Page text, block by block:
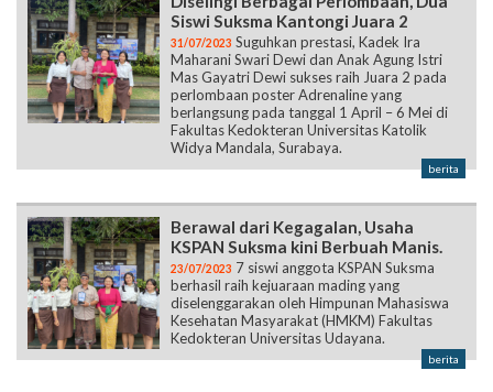
Siswi Suksma Kantongi Juara 2
31/07/2023 Suguhkan prestasi, Kadek Ira
Maharani Swari Dewi dan Anak Agung Istri
Mas Gayatri Dewi sukses raih Juara 2 pada
perlombaan poster Adrenaline yang
berlangsung pada tanggal 1 April – 6 Mei di
Fakultas Kedokteran Universitas Katolik
Widya Mandala, Surabaya.
berita
Berawal dari Kegagalan, Usaha
KSPAN Suksma kini Berbuah Manis.
23/07/2023 7 siswi anggota KSPAN Suksma
berhasil raih kejuaraan mading yang
diselenggarakan oleh Himpunan Mahasiswa
Kesehatan Masyarakat (HMKM) Fakultas
Kedokteran Universitas Udayana.
berita